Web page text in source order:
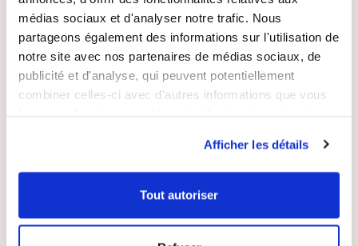
médias sociaux et d'analyser notre trafic. Nous
partageons également des informations sur l'utilisation de
notre site avec nos partenaires de médias sociaux, de
publicité et d'analyse, qui peuvent potentiellement
combiner celles-ci avec d'autres informations que vous
Afficher les détails
Tout autoriser
LIVRAISON
SUIVIE
PAIEMENT
SÉCURISÉ
RECETTES
SATISFAIT OU